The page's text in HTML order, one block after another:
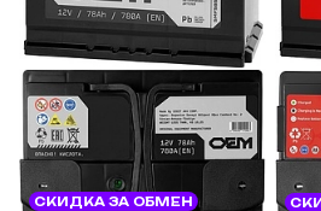
СКИДКА ЗА ОБМЕН